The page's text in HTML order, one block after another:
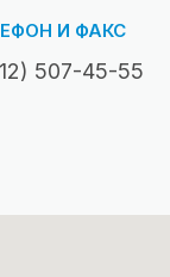
И ФАКС
507-45-55